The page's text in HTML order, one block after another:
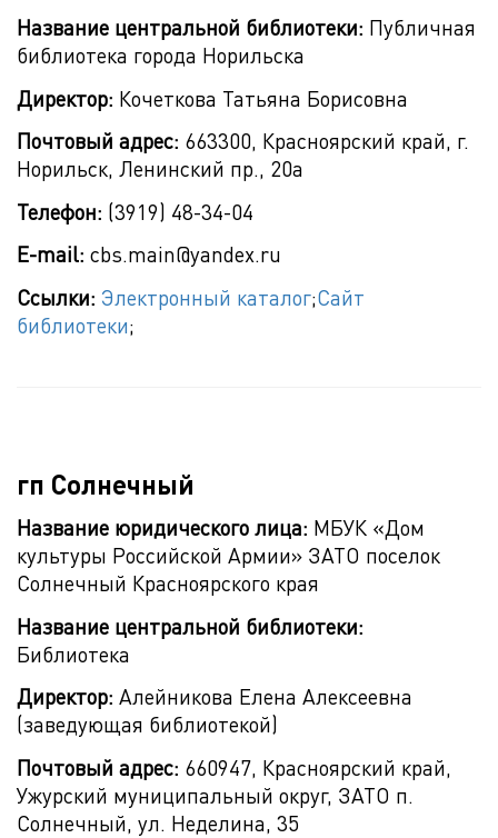
Название центральной библиотеки: Публичная
библиотека города Норильска
Директор: Кочеткова Татьяна Борисовна
Почтовый адрес: 663300, Красноярский край, г.
Норильск, Ленинский пр., 20а
Телефон: (3919) 48-34-04
E-mail: cbs.main@yandex.ru
Ссылки: Электронный каталог;Сайт
библиотеки;
гп Солнечный
Название юридического лица: МБУК «Дом
культуры Российской Армии» ЗАТО поселок
Солнечный Красноярского края
Название центральной библиотеки:
Библиотека
Директор: Алейникова Елена Алексеевна
(заведующая библиотекой)
Почтовый адрес: 660947, Красноярский край,
Ужурский муниципальный округ, ЗАТО п.
Солнечный, ул. Неделина, 35